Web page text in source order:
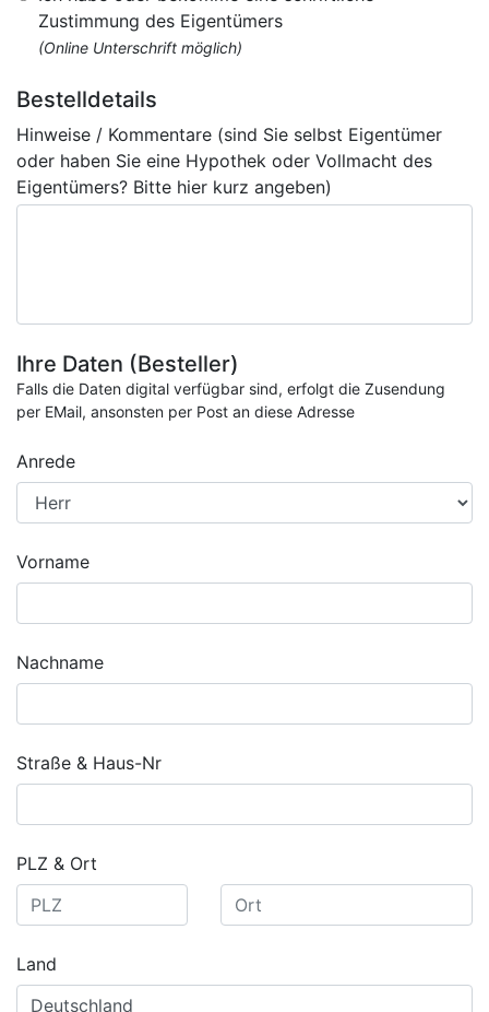
Zustimmung des Eigentümers
(Online Unterschrift möglich)
Bestelldetails
Hinweise / Kommentare (sind Sie selbst Eigentümer
oder haben Sie eine Hypothek oder Vollmacht des
Eigentümers? Bitte hier kurz angeben)
Ihre Daten (Besteller)
Falls die Daten digital verfügbar sind, erfolgt die Zusendung
per EMail, ansonsten per Post an diese Adresse
Anrede
Vorname
Nachname
Straße & Haus-Nr
PLZ & Ort
Land